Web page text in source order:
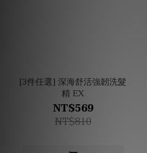
[3件任選] 深海舒活強韌洗髮
精 EX
NT$569
NT$810